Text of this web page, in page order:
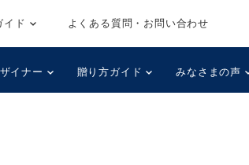
イド よくある質問・お問い合わせ
イナー 贈り方ガイド みなさまの声